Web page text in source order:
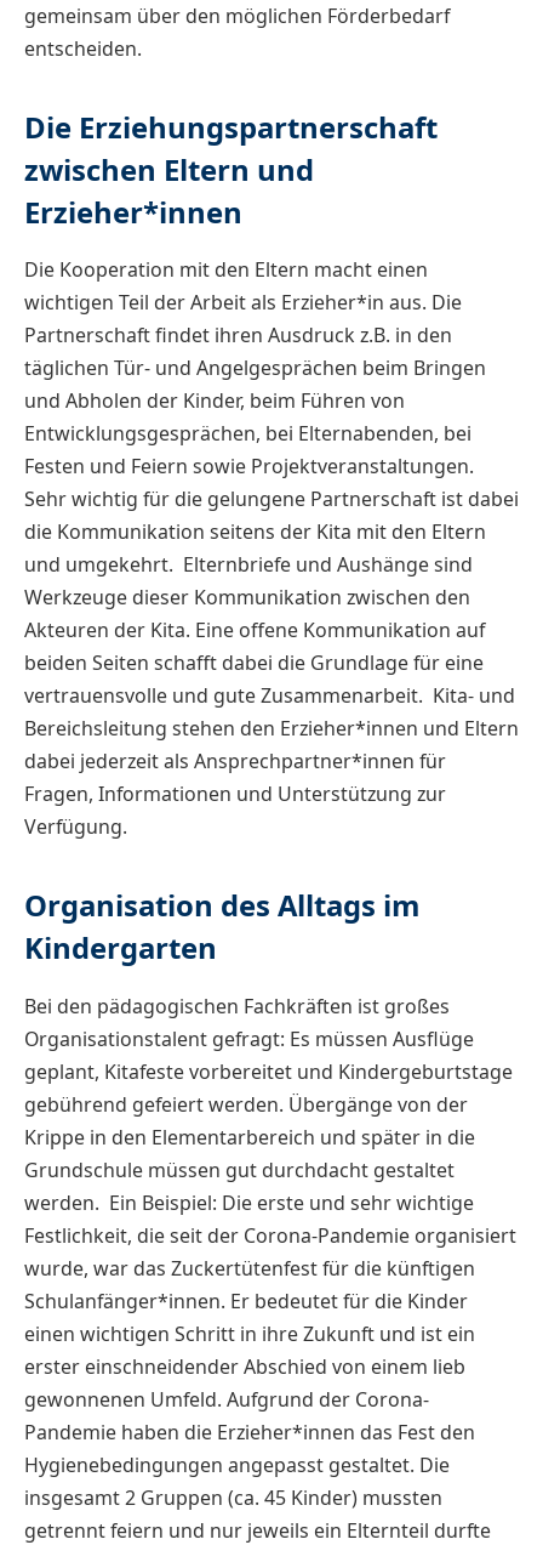
gemeinsam über den möglichen Förderbedarf
entscheiden.
Die Erziehungspartnerschaft
zwischen Eltern und
Erzieher*innen
Die Kooperation mit den Eltern macht einen
wichtigen Teil der Arbeit als Erzieher*in aus. Die
Partnerschaft findet ihren Ausdruck z.B. in den
täglichen Tür- und Angelgesprächen beim Bringen
und Abholen der Kinder, beim Führen von
Entwicklungsgesprächen, bei Elternabenden, bei
Festen und Feiern sowie Projektveranstaltungen.
Sehr wichtig für die gelungene Partnerschaft ist dabei
die Kommunikation seitens der Kita mit den Eltern
und umgekehrt. Elternbriefe und Aushänge sind
Werkzeuge dieser Kommunikation zwischen den
Akteuren der Kita. Eine offene Kommunikation auf
beiden Seiten schafft dabei die Grundlage für eine
vertrauensvolle und gute Zusammenarbeit. Kita- und
Bereichsleitung stehen den Erzieher*innen und Eltern
dabei jederzeit als Ansprechpartner*innen für
Fragen, Informationen und Unterstützung zur
Verfügung.
Organisation des Alltags im
Kindergarten
Bei den pädagogischen Fachkräften ist großes
Organisationstalent gefragt: Es müssen Ausflüge
geplant, Kitafeste vorbereitet und Kindergeburtstage
gebührend gefeiert werden. Übergänge von der
Krippe in den Elementarbereich und später in die
Grundschule müssen gut durchdacht gestaltet
werden. Ein Beispiel: Die erste und sehr wichtige
Festlichkeit, die seit der Corona-Pandemie organisiert
wurde, war das Zuckertütenfest für die künftigen
Schulanfänger*innen. Er bedeutet für die Kinder
einen wichtigen Schritt in ihre Zukunft und ist ein
erster einschneidender Abschied von einem lieb
gewonnenen Umfeld. Aufgrund der Corona-
Pandemie haben die Erzieher*innen das Fest den
Hygienebedingungen angepasst gestaltet. Die
insgesamt 2 Gruppen (ca. 45 Kinder) mussten
getrennt feiern und nur jeweils ein Elternteil durfte